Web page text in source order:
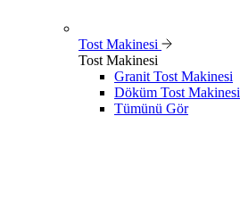
Tost Makinesi
Tost Makinesi
Granit Tost Makinesi
Döküm Tost Makinesi
Tümünü Gör